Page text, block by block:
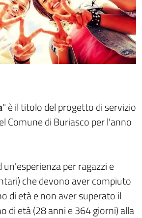
" è il titolo del progetto di servizio
Comune di Buriasco per l'anno
per ragazzi e
che devono aver compiuto
di età e non aver superato il
di età (28 anni e 364 giorni) alla